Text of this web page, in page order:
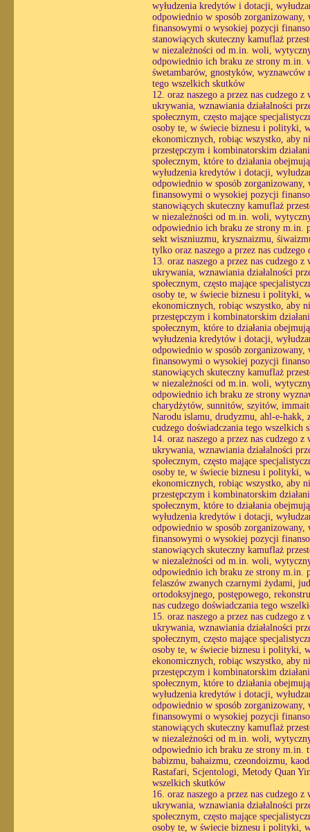
wyłudzenia kredytów i dotacji,
odpowiednio w sposób
finansowymi o wysokiej pozycji
stanowiących skuteczny kamuflaż
w niezależności od m.in. woli,
odpowiednio ich braku ze strony m.in.
śwetambarów, gnostyków, wyznawców
tego wszelkich skutków
12. oraz naszego a przez nas cudzego
ukrywania, wznawiania działalności
społecznym, często mające
osoby te, w świecie biznesu i polityki,
ekonomicznych, robiąc wszystko, aby
przestępczym i kombinatorskim
społecznym, które to działania
wyłudzenia kredytów i dotacji,
odpowiednio w sposób
finansowymi o wysokiej pozycji
stanowiących skuteczny kamuflaż
w niezależności od m.in. woli,
odpowiednio ich braku ze strony m.in.
sekt wiszniuzmu, krysznaizmu,
tylko oraz naszego a przez nas
13. oraz naszego a przez nas cudzego
ukrywania, wznawiania działalności
społecznym, często mające
osoby te, w świecie biznesu i polityki,
ekonomicznych, robiąc wszystko, aby
przestępczym i kombinatorskim
społecznym, które to działania
wyłudzenia kredytów i dotacji,
odpowiednio w sposób
finansowymi o wysokiej pozycji
stanowiących skuteczny kamuflaż
w niezależności od m.in. woli,
odpowiednio ich braku ze strony
charydżytów, sunnitów, szyitów,
Narodu islamu, drudyzmu, ahl-e-hakk,
cudzego doświadczania tego wszelkich
14. oraz naszego a przez nas cudzego
ukrywania, wznawiania działalności
społecznym, często mające
osoby te, w świecie biznesu i polityki,
ekonomicznych, robiąc wszystko, aby
przestępczym i kombinatorskim
społecznym, które to działania
wyłudzenia kredytów i dotacji,
odpowiednio w sposób
finansowymi o wysokiej pozycji
stanowiących skuteczny kamuflaż
w niezależności od m.in. woli,
odpowiednio ich braku ze strony m.in.
felaszów zwanych czarnymi żydami,
ortodoksyjnego, postępowego,
nas cudzego doświadczania tego
15. oraz naszego a przez nas cudzego
ukrywania, wznawiania działalności
społecznym, często mające
osoby te, w świecie biznesu i polityki,
ekonomicznych, robiąc wszystko, aby
przestępczym i kombinatorskim
społecznym, które to działania
wyłudzenia kredytów i dotacji,
odpowiednio w sposób
finansowymi o wysokiej pozycji
stanowiących skuteczny kamuflaż
w niezależności od m.in. woli,
odpowiednio ich braku ze strony m.in.
babizmu, bahaizmu, czeondoizmu,
Rastafari, Scjentologi, Metody Quan
wszelkich skutków
16. oraz naszego a przez nas cudzego
ukrywania, wznawiania działalności
społecznym, często mające
osoby te, w świecie biznesu i polityki,